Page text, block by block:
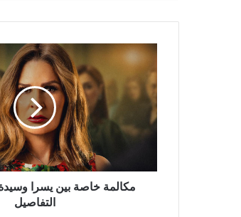
مكالمة
خاصة
يسرا
وسيدة
غاضبة..
مكالمة خاصة بين يسرا
التفاصيل